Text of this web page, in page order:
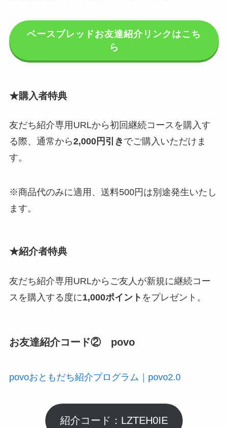
ベースブレッドお友達紹介リンクはこち
ら
★購入者特典
友だち紹介専用URLから初回継続コースを購入す
る際、通常から2,000円引き でご購入いただけま
す。
※商品代のみに適用、送料500円は別途発生いたし
ます。
★紹介者特典
友だち紹介専用URLからご友人が新規に継続コー
スを購入する度に1,000ポイント をプレゼント。
お友達紹介コード② povo
povoおともだち紹介プログラム｜povo2.0
紹介コード：LZTEH0IE